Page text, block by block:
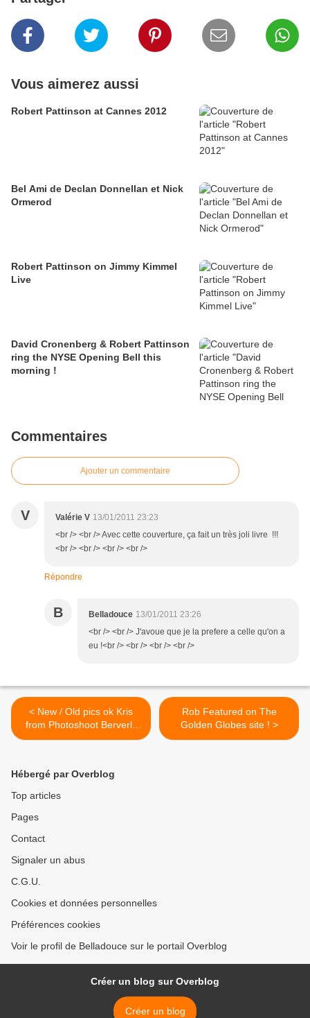
Vous aimerez aussi
Robert Pattinson at Cannes 2012
Bel Ami de Declan Donnellan et Nick
Ormerod
Robert Pattinson on Jimmy Kimmel
Live
David Cronenberg & Robert Pattinson
ring the NYSE Opening Bell this
morning !
Commentaires
Ajouter un commentaire
V Valérie V 13/01/2011 23:23
<br /> <br /> Avec cette couverture, ça fait un très joli livre !!!
<br /> <br /> <br /> <br />
Répondre
B Belladouce 13/01/2011 23:26
<br /> <br /> J'avoue que je la prefere a celle qu'on a
eu !<br /> <br /> <br /> <br />
< New / Old pics ok Kris
from Photoshoot Berverly
Wilshire Hotel 2008 !
Rob Featured on The
Golden Globes site ! >
Hébergé par Overblog
Top articles
Pages
Contact
Signaler un abus
C.G.U.
Cookies et données personnelles
Préférences cookies
Voir le profil de Belladouce sur le portail Overblog
Créer un blog sur Overblog
Créer un blog